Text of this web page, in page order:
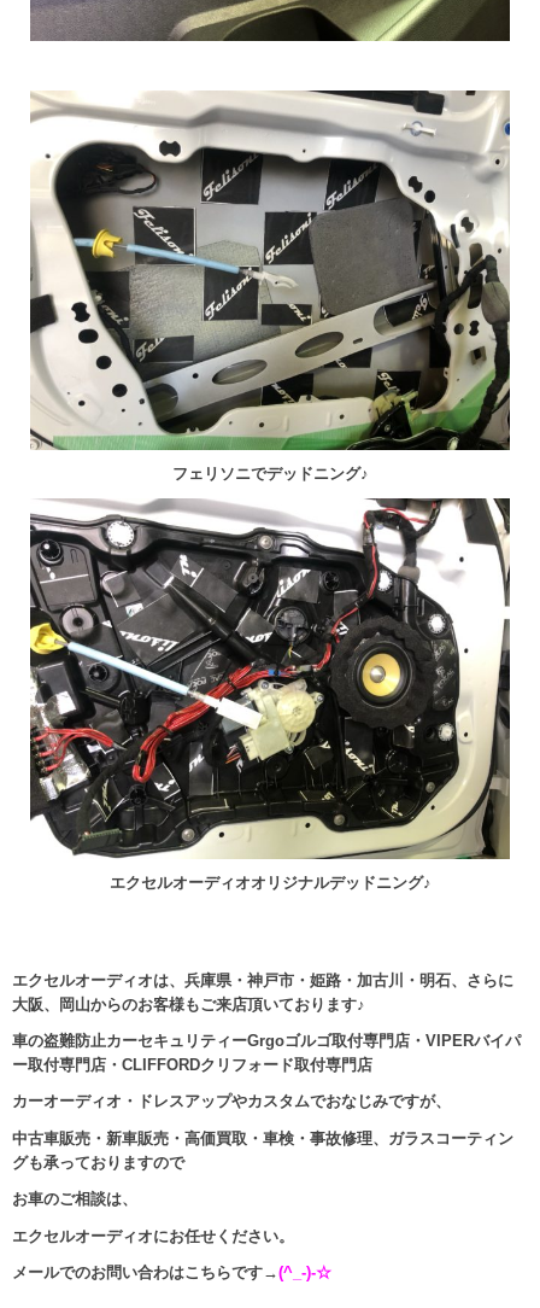
フェリソニでデッドニング♪
エクセルオーディオオリジナルデッドニング♪
エクセルオーディオは、兵庫県・神戸市・姫路・加古川・明石、さらに
大阪、岡山からのお客様もご来店頂いております♪
車の盗難防止カーセキュリティーGrgoゴルゴ取付専門店・VIPERバイパ
ー取付専門店・CLIFFORDクリフォード取付専門店
カーオーディオ・ドレスアップやカスタムでおなじみですが、
中古車販売・新車販売・高価買取・車検・事故修理、ガラスコーティン
グも承っておりますので
お車のご相談は、
エクセルオーディオにお任せください。
メールでのお問い合わはこちらです→(^_-)-☆